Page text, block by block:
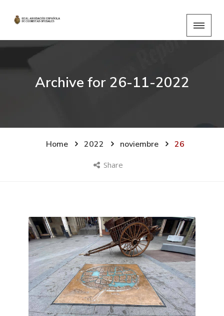
Archive for 26-11-2022
Home 2022 noviembre 26
Share